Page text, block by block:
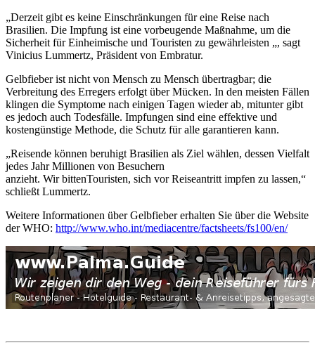
„Derzeit gibt es keine Einschränkungen für eine Reise nach
Brasilien. Die Impfung ist eine vorbeugende Maßnahme, um die
Sicherheit für Einheimische und Touristen zu gewährleisten „, sagt
Vinicius Lummertz, Präsident von Embratur.
Gelbfieber ist nicht von Mensch zu Mensch übertragbar; die
Verbreitung des Erregers erfolgt über Mücken. In den meisten Fällen
klingen die Symptome nach einigen Tagen wieder ab, mitunter gibt
es jedoch auch Todesfälle. Impfungen sind eine effektive und
kostengünstige Methode, die Schutz für alle garantieren kann.
„Reisende können beruhigt Brasilien als Ziel wählen, dessen Vielfalt
jedes Jahr Millionen von Besuchern
anzieht. WirbittenTouristen, sich vor Reiseantritt impfen zu lassen,“
schließt Lummertz.
Weitere Informationen über Gelbfieber erhalten Sie über die Website
der WHO: http://www.who.int/mediacentre/factsheets/fs100/en/